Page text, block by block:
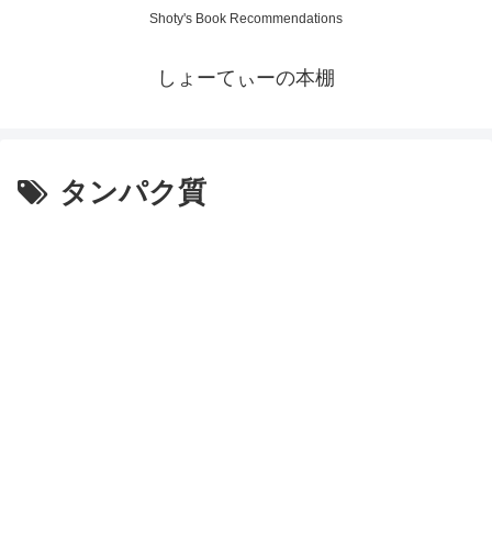
Shoty's Book Recommendations
しょーてぃーの本棚
タンパク質